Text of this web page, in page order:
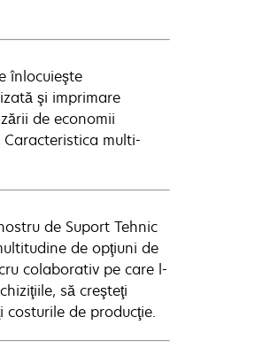
înlocuieşte
şi imprimare
de economii
multi-
de Suport Tehnic
de opţiuni de
colaborativ pe care l-
să creşteţi
de producţie.